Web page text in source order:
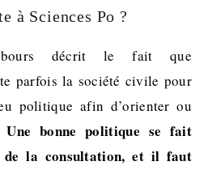
à Sciences Po ?
décrit le fait que
parfois la société civile pour
politique afin d’orienter ou
Une bonne politique se fait
la consultation, et il faut